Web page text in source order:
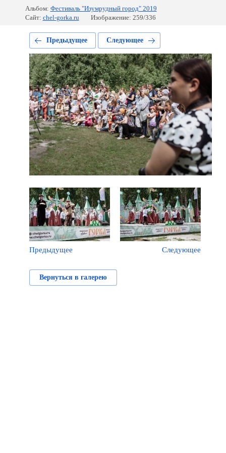
Альбом: Фестиваль "Изумрудный город" 2019
Сайт: chel-gorka.ru Изображение: 259/336
Предыдущее Следующее
Предыдущее Следующее
Вернуться в галерею